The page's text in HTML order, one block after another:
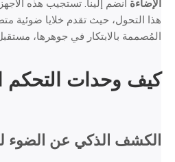
الإضاءة انضم إلينا. تستجيب هذه
هذا التحول، حيث تقدم خلايا ضوئية
المُصممة بالابتكار في جوهرها،
كيف وحدات التحكم
الكشف الذكي عن الضوء